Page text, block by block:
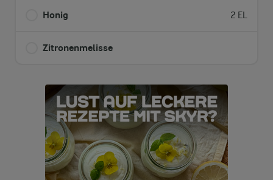
Honig 2 EL
Zitronenmelisse